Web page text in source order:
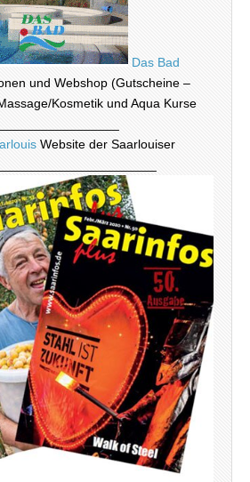
Das Bad
und Webshop (Gutscheine –
Kosmetik und Aqua Kurse
Website der Saarlouiser